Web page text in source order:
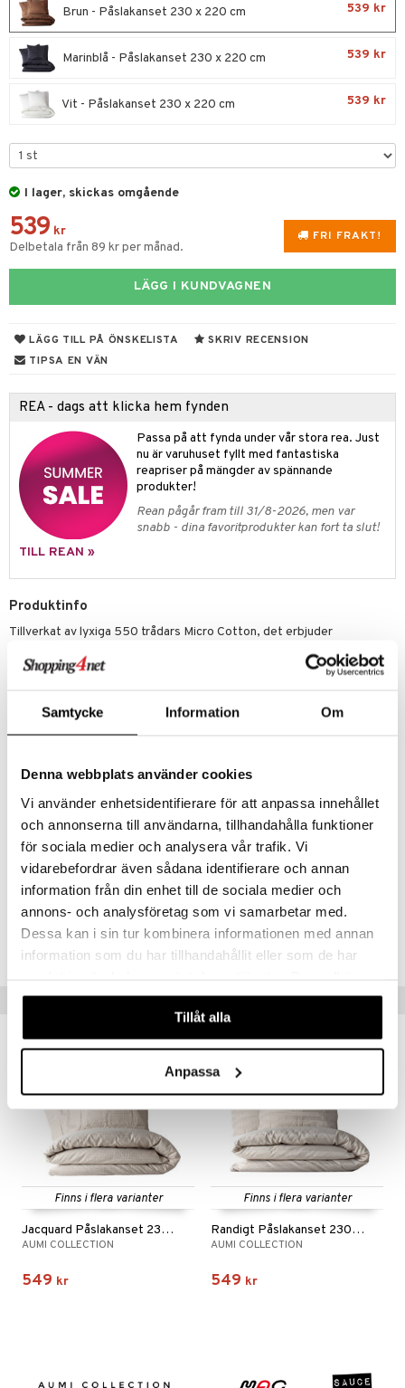
Samtycke Information Om
Denna webbplats använder cookies
Vi använder enhetsidentifierare för att anpassa innehållet
och annonserna till användarna, tillhandahålla funktioner
för sociala medier och analysera vår trafik. Vi
vidarebefordrar även sådana identifierare och annan
information från din enhet till de sociala medier och
annons- och analysföretag som vi samarbetar med.
Dessa kan i sin tur kombinera informationen med annan
information som du har tillhandahållit eller som de har
våra cookies vid fortsatt användande av vår webbplats.
Tillåt alla
Anpassa
Brun - Påslakanset 230 x 220 cm 539 kr
Marinblå - Påslakanset 230 x 220 cm 539 kr
Vit - Påslakanset 230 x 220 cm 539 kr
I lager, skickas omgående
FRI FRAKT!
539 kr
Delbetala från 89 kr per månad.
LÄGG I KUNDVAGNEN
LÄGG TILL PÅ ÖNSKELISTA
SKRIV RECENSION
TIPSA EN VÄN
REA - dags att klicka hem fynden
Passa på att fynda under vår stora rea. Just
nu är varuhuset fyllt med fantastiska
reapriser på mängder av spännande
produkter!
Rean pågår fram till 31/8-2026, men var
snabb - dina favoritprodukter kan fort ta slut!
TILL REAN »
Produktinfo
Tillverkat av lyxiga 550 trådars Micro Cotton, det erbjuder
temperatur- och fuktreglering.
Storlek: 230 x 220 cm
Material: 100% Micro Cotton, vävning 550 trådar/10 kv.cm.
Fördelar: Mjukt, slätt, mycket andningsbart, TempSync-teknologi för
Certifierad: OEKO-TEX STANDARD 100 (allergenfri).
Skötsel: Maskintvätt (skonsamt program, max 60°C).
Påslakanset i storlek 230x220 innehåller ett påslakan för
standardtäcke och två örngott.
Artikelnr
Tips till dig
Finns i flera varianter
Jacquard Påslakanset 230 x 220 cm
AUMI COLLECTION
549 kr
Finns i flera varianter
Randigt Påslakanset 230 x 220 cm
AUMI COLLECTION
549 kr
& Grönsaksknivar
Muggar
/ Outdoor
tallrikar
Bakformar
& Skålar
& Täcken
& Örngott
insektsskydd
svar